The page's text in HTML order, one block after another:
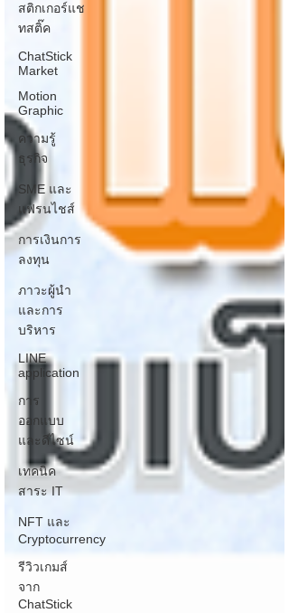
สติกเกอร์แช
ทสติ๊ค
ChatStick
Market
Motion
Graphic
ความรู้
ธุรกิจ
SME และ
แฟรนไชส์
การเงินการ
ลงทุน
ภาวะผู้นำ
และการ
บริหาร
LINE
application
การ
ออกแบบ
และดีไซน์
เทคนิค
สาระ IT
NFT และ
Cryptocurrency
รีวิวเกมส์
จาก
ChatStick